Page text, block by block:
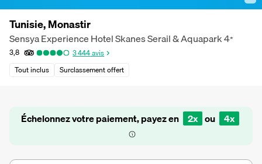
Tunisie, Monastir
Sensya Experience Hotel Skanes Serail & Aquapark4*
3,8 3 444avis
Tout inclus
Surclassement offert
Échelonnez votre paiement, payez en 2x ou 4x